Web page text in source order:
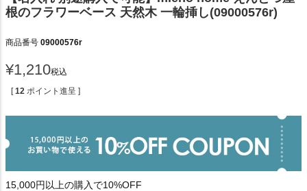
根のフラワーベース 天然木 一輪挿し(09000576r)
商品番号 09000576r
¥1,210税込
[ 12 ポイント進呈 ]
15,000円以上の購入で10%OFF